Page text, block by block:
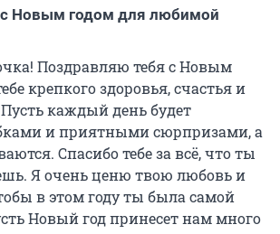
Новым годом для любимой
Поздравляю тебя с Новым
крепкого здоровья, счастья и
каждый день будет
и приятными сюрпризами, а
Спасибо тебе за всё, что ты
Я очень ценю твою любовь и
в этом году ты была самой
Новый год принесет нам много